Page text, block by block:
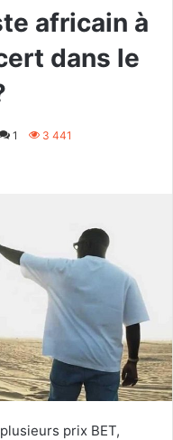
africain à
dans le
1 3 441
prix BET,